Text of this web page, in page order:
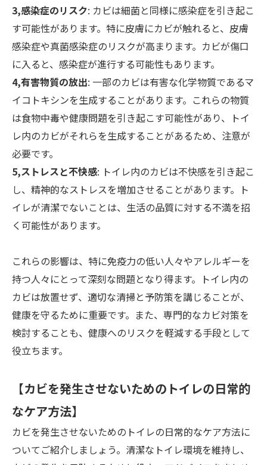
3,感染症のリスク: カビは細菌と同様に感染症を引き起こ
す可能性があります。特に皮膚にカビが触れると、皮膚
感染症や真菌感染症のリスクが高まります。カビが傷口
に入ると、感染症が進行する可能性もあります。
4,有害物質の放出: 一部のカビは有害な化学物質であるマ
イコトキシンを生成することがあります。これらの物質
は食物中毒や健康問題を引き起こす可能性があり、トイ
レ内のカビがそれらを生成することがあるため、注意が
必要です。
5,ストレスと不快感: トイレ内のカビは不快感を引き起こ
し、精神的なストレスを増加させることがあります。ト
イレが清潔でないことは、生活の品質に対する不満を招
く可能性があります。
これらの影響は、特に免疫力の低い人々やアレルギーを
持つ人々にとって深刻な問題となり得ます。トイレ内の
カビは放置せず、適切な清掃と予防策を講じることが、
健康を守るために重要です。また、専門的なカビ対策を
検討することも、健康へのリスクを軽減する手段として
役立ちます。
【カビを発生させないためのトイレの日常的
なケア方法】
カビを発生させないためのトイレの日常的なケア方法に
ついてご紹介しましょう。清潔なトイレ環境を維持し、